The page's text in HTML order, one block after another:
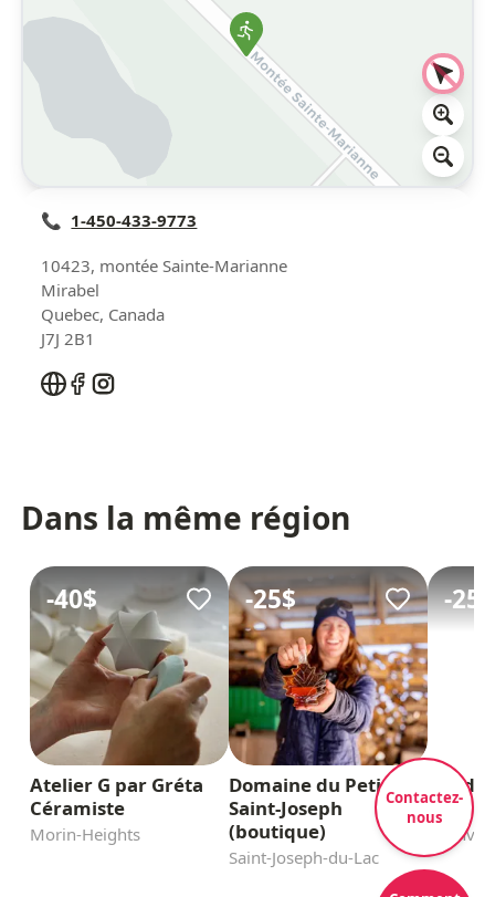
📞 1-450-433-9773
10423, montée Sainte-Marianne
Mirabel
Quebec, Canada
J7J 2B1
Dans la même région
-40$
Atelier G par Gréta
Céramiste
Morin-Heights
-25$
Domaine du Petit
Saint-Joseph
(boutique)
Saint-Joseph-du-Lac
-25$
Brunch
Contactez-
nous